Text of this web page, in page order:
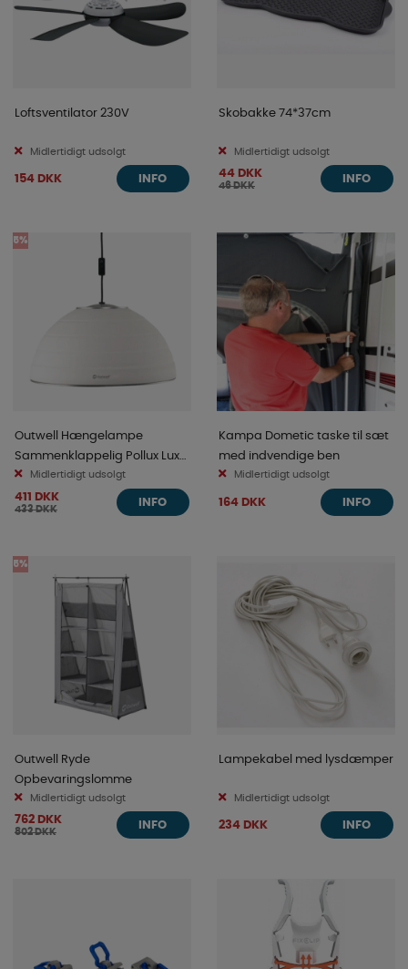
Loftsventilator 230V
Midlertidigt udsolgt
154 DKK INFO
Skobakke 74*37cm
Midlertidigt udsolgt
44 DKK
46 DKK
INFO
5%
Outwell Hængelampe
Sammenklappelig Pollux Lux
Cremehvid
Midlertidigt udsolgt
411 DKK
433 DKK
INFO
Kampa Dometic taske til sæt
med indvendige ben
Midlertidigt udsolgt
164 DKK INFO
5%
Outwell Ryde
Opbevaringslomme
Midlertidigt udsolgt
762 DKK
802 DKK
INFO
Lampekabel med lysdæmper
Midlertidigt udsolgt
234 DKK INFO